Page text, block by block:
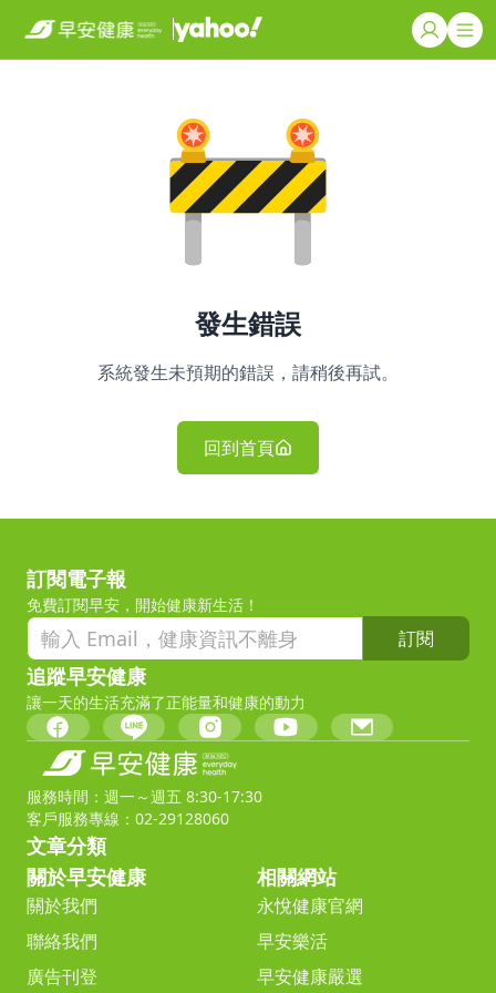
發生錯誤
系統發生未預期的錯誤，請稍後再試。
回到首頁
訂閱電子報
免費訂閱早安，開始健康新生活！
訂閱
追蹤早安健康
讓一天的生活充滿了正能量和健康的動力
服務時間：週一～週五 8:30-17:30
客戶服務專線：02-29128060
文章分類
關於早安健康
關於我們
聯絡我們
廣告刊登
相關網站
永悅健康官網
早安樂活
早安健康嚴選